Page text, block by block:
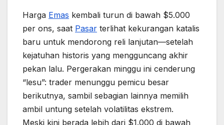
Harga Emas kembali turun di bawah $5.000
per ons, saat Pasar terlihat kekurangan katalis
baru untuk mendorong reli lanjutan—setelah
kejatuhan historis yang mengguncang akhir
pekan lalu. Pergerakan minggu ini cenderung
“lesu”: trader menunggu pemicu besar
berikutnya, sambil sebagian lainnya memilih
ambil untung setelah volatilitas ekstrem.
Meski kini berada lebih dari $1.000 di bawah